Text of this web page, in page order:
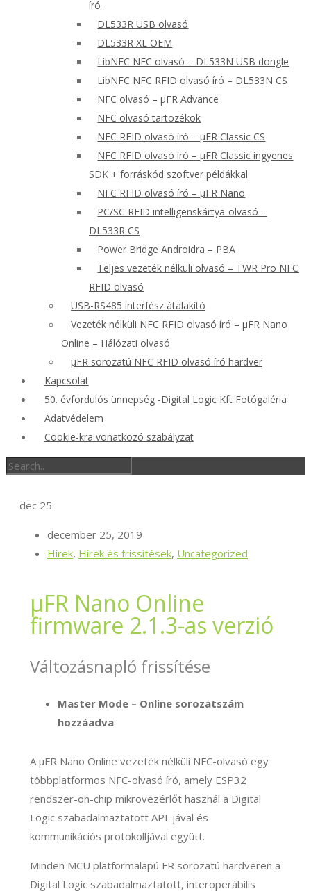
író
DL533R USB olvasó
DL533R XL OEM
LibNFC NFC olvasó – DL533N USB dongle
LibNFC NFC RFID olvasó író – DL533N CS
NFC olvasó – μFR Advance
NFC olvasó tartozékok
NFC RFID olvasó író – μFR Classic CS
NFC RFID olvasó író – μFR Classic ingyenes
SDK + forráskód szoftver példákkal
NFC RFID olvasó író – μFR Nano
PC/SC RFID intelligenskártya-olvasó –
DL533R CS
Power Bridge Androidra – PBA
Teljes vezeték nélküli olvasó – TWR Pro NFC
RFID olvasó
USB-RS485 interfész átalakító
Vezeték nélküli NFC RFID olvasó író – μFR Nano
Online – Hálózati olvasó
μFR sorozatú NFC RFID olvasó író hardver
Kapcsolat
50. évfordulós ünnepség -Digital Logic Kft Fotógaléria
Adatvédelem
Cookie-kra vonatkozó szabályzat
dec 25
december 25, 2019
Hírek, Hírek és frissítések, Uncategorized
μFR Nano Online
firmware 2.1.3-as verzió
Változásnapló frissítése
Master Mode – Online sorozatszám
hozzáadva
A μFR Nano Online vezeték nélküli NFC-olvasó egy
többplatformos NFC-olvasó író, amely ESP32
rendszer-on-chip mikrovezérlőt használ a Digital
Logic szabadalmaztatott API-jával és
kommunikációs protokolljával együtt.
Minden MCU platformalapú FR sorozatú hardveren a
Digital Logic szabadalmaztatott, interoperábilis